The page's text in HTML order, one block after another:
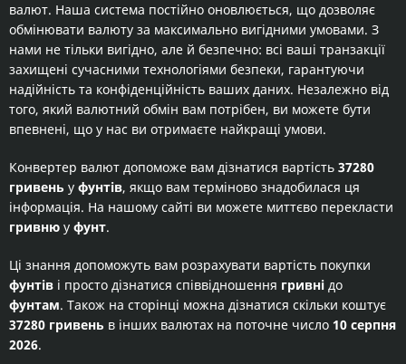
валют. Наша система постійно оновлюється, що дозволяє
обмінювати валюту за максимально вигідними умовами. З
нами не тільки вигідно, але й безпечно: всі ваші транзакції
захищені сучасними технологіями безпеки, гарантуючи
надійність та конфіденційність ваших даних. Незалежно від
того, який валютний обмін вам потрібен, ви можете бути
впевнені, що у нас ви отримаєте найкращі умови.
Конвертер валют допоможе вам дізнатися вартість 37280
гривень у фунтів, якщо вам терміново знадобилася ця
інформація. На нашому сайті ви можете миттєво перекласти
гривню у фунт.
Ці знання допоможуть вам розрахувати вартість покупки
фунтів і просто дізнатися співвідношення гривні до
фунтам. Також на сторінці можна дізнатися скільки коштує
37280 гривень в інших валютах на поточне число 10 серпня
2026.